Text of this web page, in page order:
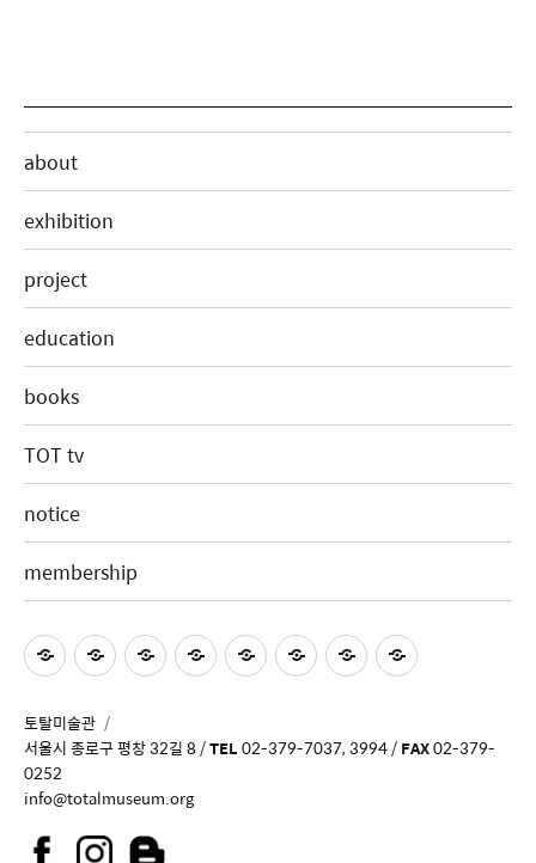
about
exhibition
project
education
books
TOT tv
notice
membership
토탈미술관
서울시 종로구 평창 32길 8 /TEL02-379-7037, 3994 /FAX02-379-
0252
info@totalmuseum.org